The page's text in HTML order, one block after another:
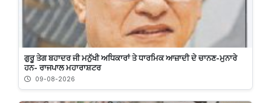
ਗੁਰੂ ਤੇਗ ਬਹਾਦਰ ਜੀ ਮਨੁੱਖੀ ਅਧਿਕਾਰਾਂ ਤੇ ਧਾਰਮਿਕ ਆਜ਼ਾਦੀ ਦੇ ਚਾਨਣ-ਮੁਨਾਰੇ
ਹਨ- ਰਾਜਪਾਲ ਮਹਾਰਾਸ਼ਟਰ
09-08-2026